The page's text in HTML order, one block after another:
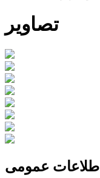
تصاویر
اطلاعات عمومی